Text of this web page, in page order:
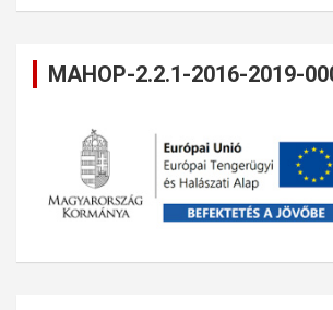
MAHOP-2.2.1-2016-2019-